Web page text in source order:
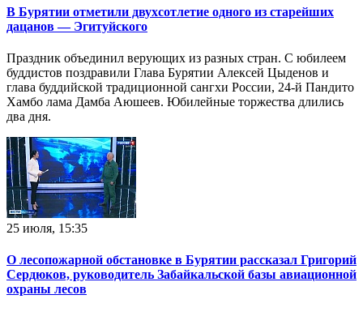
В Бурятии отметили двухсотлетие одного из старейших
дацанов — Эгитуйского
Праздник объединил верующих из разных стран. С юбилеем
буддистов поздравили Глава Бурятии Алексей Цыденов и
глава буддийской традиционной сангхи России, 24-й Пандито
Хамбо лама Дамба Аюшеев. Юбилейные торжества длились
два дня.
25 июля, 15:35
О лесопожарной обстановке в Бурятии рассказал Григорий
Сердюков, руководитель Забайкальской базы авиационной
охраны лесов